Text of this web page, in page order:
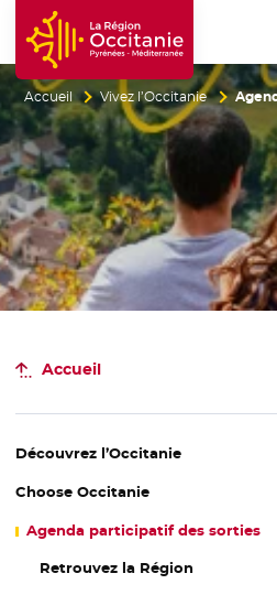
Accueil Région
Accueil Vivez l’Occitanie
Accueil
Découvrez l’Occitanie
Choose Occitanie
Agenda participatif des sorties
Retrouvez la Région